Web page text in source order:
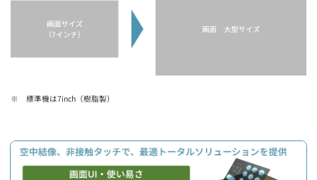
※ 標準機は7inch（樹脂製）